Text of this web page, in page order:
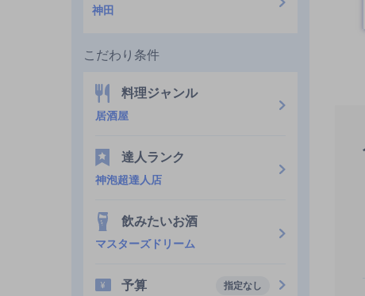
神田
こだわり条件
料理ジャンル
居酒屋
達人ランク
神泡超達人店
飲みたいお酒
マスターズドリーム
予算 指定なし